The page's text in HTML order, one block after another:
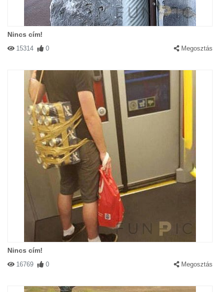
Nincs cím!
15314 0 Megosztás
Nincs cím!
16769 0 Megosztás